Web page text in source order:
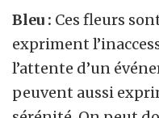
Bleu : Ces fleurs
expriment
l’attente d’un
peuvent aussi